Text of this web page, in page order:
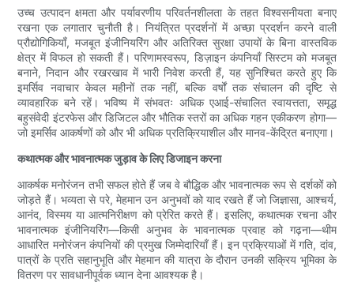
उच्च उत्पादन क्षमता और पर्यावरणीय परिवर्तनशीलता के तहत विश्वसनीयता बनाए
रखना एक लगातार चुनौती है। नियंत्रित प्रदर्शनों में अच्छा प्रदर्शन करने वाली
प्रौद्योगिकियाँ, मजबूत इंजीनियरिंग और अतिरिक्त सुरक्षा उपायों के बिना वास्तविक
क्षेत्र में विफल हो सकती हैं। परिणामस्वरूप, डिज़ाइन कंपनियाँ सिस्टम को मजबूत
बनाने, निदान और रखरखाव में भारी निवेश करती हैं, यह सुनिश्चित करते हुए कि
इमर्सिव नवाचार केवल महीनों तक नहीं, बल्कि वर्षों तक संचालन की दृष्टि से
व्यावहारिक बने रहें। भविष्य में संभवतः अधिक एआई-संचालित स्वायत्तता, समृद्ध
बहुसंवेदी इंटरफेस और डिजिटल और भौतिक स्तरों का अधिक गहन एकीकरण होगा—
जो इमर्सिव आकर्षणों को और भी अधिक प्रतिक्रियाशील और मानव-केंद्रित बनाएगा।
कथात्मक और भावनात्मक जुड़ाव के लिए डिजाइन करना
आकर्षक मनोरंजन तभी सफल होते हैं जब वे बौद्धिक और भावनात्मक रूप से दर्शकों को
जोड़ते हैं। भव्यता से परे, मेहमान उन अनुभवों को याद रखते हैं जो जिज्ञासा, आश्चर्य,
आनंद, विस्मय या आत्मनिरीक्षण को प्रेरित करते हैं। इसलिए, कथात्मक रचना और
भावनात्मक इंजीनियरिंग—किसी अनुभव के भावनात्मक प्रवाह को गढ़ना—थीम
आधारित मनोरंजन कंपनियों की प्रमुख जिम्मेदारियाँ हैं। इन प्रक्रियाओं में गति, दांव,
पात्रों के प्रति सहानुभूति और मेहमान की यात्रा के दौरान उनकी सक्रिय भूमिका के
वितरण पर सावधानीपूर्वक ध्यान देना आवश्यक है।